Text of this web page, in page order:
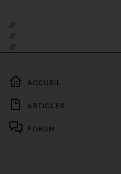
//
//
//
ACCUEIL
ARTICLES
FORUM